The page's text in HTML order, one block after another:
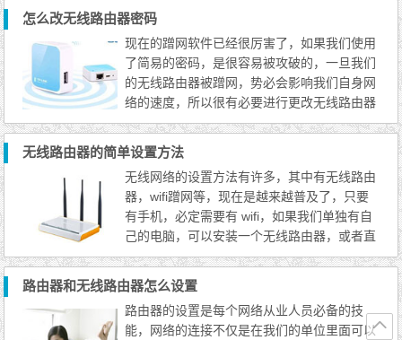
于家庭有多台电脑的用户来说，使用无线网就
更不必少了，如果有智能手机的话，就更需要
无线wifi了，而对于无线网络的安装也很简
单，刚买来的路由器都有其说明，我们可以详
细看一下。
怎么改无线路由器密码
现在的蹭网软件已经很厉害了，如果我们使用
了简易的密码，是很容易被攻破的，一旦我们
的无线路由器被蹭网，势必会影响我们自身网
络的速度，所以很有必要进行更改无线路由器
密码。
无线路由器的简单设置方法
无线网络的设置方法有许多，其中有无线路由
器，wifi蹭网等，现在是越来越普及了，只要
有手机，必定需要有 wifi，如果我们单独有自
己的电脑，可以安装一个无线路由器，或者直
接使用 wifi 共享精灵来设置无线网络，但前提
是电脑有无线网卡才能设置，当然，如果想要
稳定的无线网，最好还是买台无线路由器，夏
日博客就无线路由器的设置作个简单总结，以
方便自己学习。
路由器和无线路由器怎么设置
路由器的设置是每个网络从业人员必备的技
能，网络的连接不仅是在我们的单位里面可以